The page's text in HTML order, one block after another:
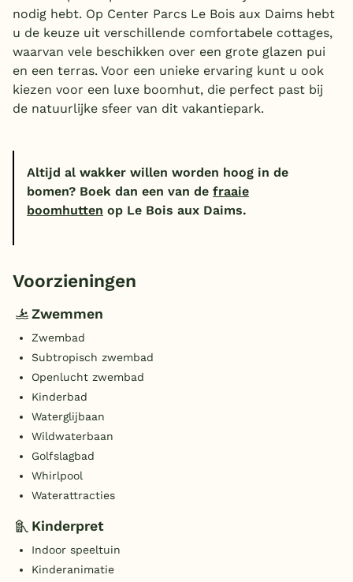
nodig hebt. Op Center Parcs Le Bois aux Daims hebt
u de keuze uit verschillende comfortabele cottages,
waarvan vele beschikken over een grote glazen pui
en een terras. Voor een unieke ervaring kunt u ook
kiezen voor een luxe boomhut, die perfect past bij
de natuurlijke sfeer van dit vakantiepark.
Altijd al wakker willen worden hoog in de
bomen? Boek dan een van de fraaie
boomhutten op Le Bois aux Daims.
Voorzieningen
Zwemmen
Zwembad
Subtropisch zwembad
Openlucht zwembad
Kinderbad
Waterglijbaan
Wildwaterbaan
Golfslagbad
Whirlpool
Waterattracties
Kinderpret
Indoor speeltuin
Kinderanimatie